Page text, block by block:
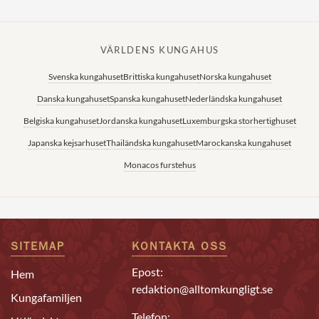
VÄRLDENS KUNGAHUS
Svenska kungahusetBrittiska kungahusetNorska kungahuset
Danska kungahusetSpanska kungahusetNederländska kungahuset
Belgiska kungahusetJordanska kungahusetLuxemburgska storhertighuset
Japanska kejsarhusetThailändska kungahusetMarockanska kungahuset
Monacos furstehus
SITEMAP
Hem
Kungafamiljen
KONTAKTA OSS
Epost:
redaktion@alltomkungligt.se